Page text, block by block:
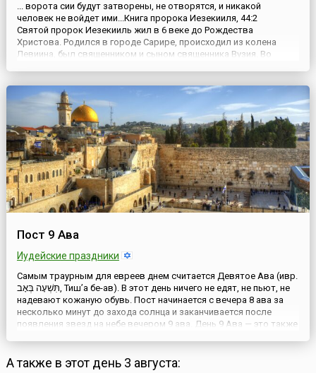
... ворота сии будут затворены, не отворятся, и никакой
человек не войдет ими...Книга пророка Иезекииля, 44:2
Святой пророк Иезекииль жил в 6 веке до Рождества
Христова. Родился в городе Сарире, происходил из колена
Левиина, был священником и сыном священника Вузия. Во
в Вави...
Пост 9 Ава
Иудейские праздники
Самым траурным для евреев днем считается Девятое Ава (ивр.
תִּשְׁעָה בְּאָב, Тиш’а бе-ав). В этот день ничего не едят, не пьют, не
надевают кожаную обувь. Пост начинается с вечера 8 ава за
несколько минут до захода солнца и заканчивается после
появления звезд на небе вечером 9 ава. День 9 Ава — это также
А также в этот день 3 августа: